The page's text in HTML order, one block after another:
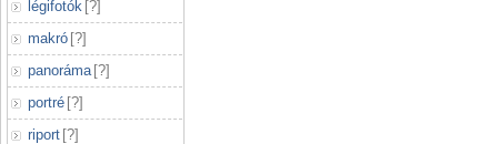
légifotók [?]
makró [?]
panoráma [?]
portré [?]
riport [?]